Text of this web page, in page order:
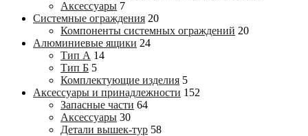
Аксессуары 7
Системные ограждения 20
Компоненты системных ограждений 20
Алюминиевые ящики 24
Тип А 14
Тип Б 5
Комплектующие изделия 5
Аксессуары и принадлежности 152
Запасные части 64
Аксессуары 30
Детали вышек-тур 58